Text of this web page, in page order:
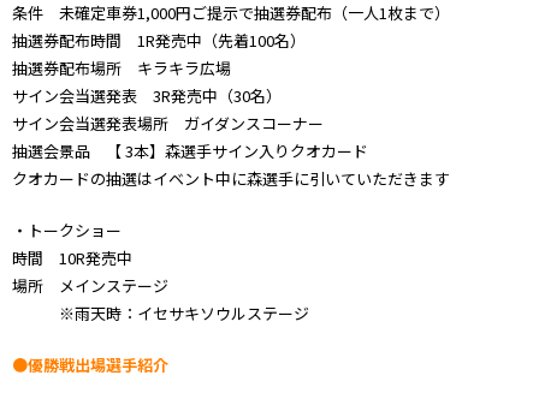
条件 未確定車券1,000円ご提示で抽選券配布（一人1枚まで）
抽選券配布時間 1R発売中（先着100名）
抽選券配布場所 キラキラ広場
サイン会当選発表 3R発売中（30名）
サイン会当選発表場所 ガイダンスコーナー
抽選会景品 【 3本】森選手サイン入りクオカード
クオカードの抽選はイベント中に森選手に引いていただきます
・トークショー
時間 10R発売中
場所 メインステージ
※雨天時：イセサキソウルステージ
●優勝戦出場選手紹介